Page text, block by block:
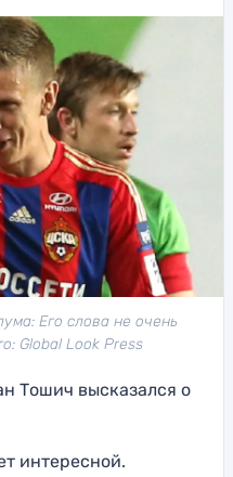
Его слова не очень
Global Look Press
Тошич высказался о
интересной.